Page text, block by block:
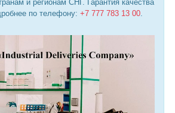
и регионам СНГ. Гарантия качества
по телефону: +7 777 783 13 00.